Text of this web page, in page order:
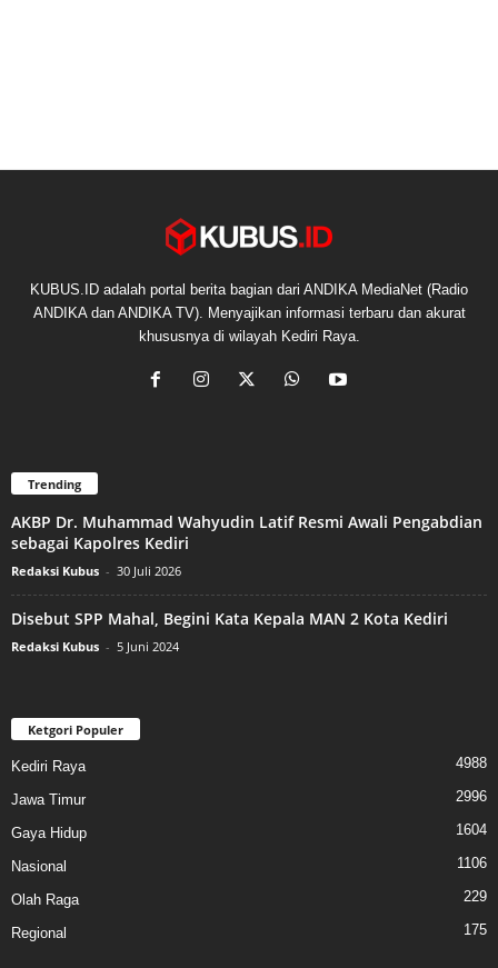
KUBUS.ID adalah portal berita bagian dari ANDIKA MediaNet (Radio
ANDIKA dan ANDIKA TV). Menyajikan informasi terbaru dan akurat
khususnya di wilayah Kediri Raya.
Trending
AKBP Dr. Muhammad Wahyudin Latif Resmi Awali Pengabdian
sebagai Kapolres Kediri
Redaksi Kubus - 30 Juli 2026
Disebut SPP Mahal, Begini Kata Kepala MAN 2 Kota Kediri
Redaksi Kubus - 5 Juni 2024
Ketgori Populer
Kediri Raya 4988
Jawa Timur 2996
Gaya Hidup 1604
Nasional 1106
Olah Raga 229
Regional 175